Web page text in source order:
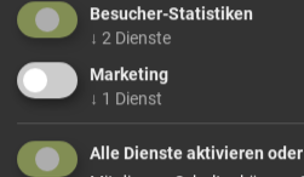
Grappa Barrique
Besucher-Statistiken
↓ 2 Dienste
Marketing
↓ 1 Dienst
Alle Dienste aktivieren